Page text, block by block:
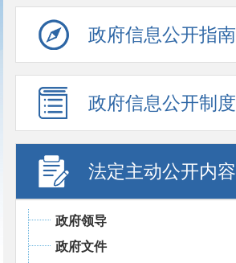
政府信息公开指南
政府信息公开制度
法定主动公开内容
政府领导
政府文件